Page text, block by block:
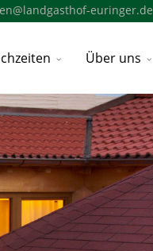
euringer.de
Über uns